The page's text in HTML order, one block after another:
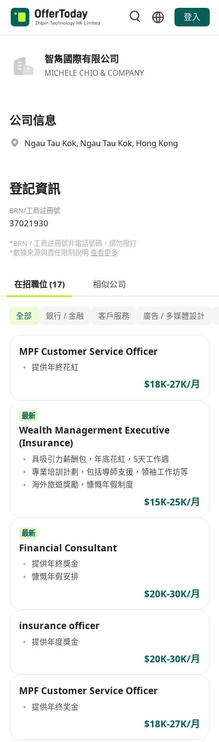
登入
智雋國際有限公司
MICHELE CHIO & COMPANY
公司信息
Ngau Tau Kok, Ngau Tau Kok, Hong Kong
登記資訊
BRN/工商註冊號
37021930
*BRN / 工商註冊號非電話號碼，請勿撥打
*數據來源與責任限制說明 查看更多
在招職位 (17) 相似公司
全部 銀行 / 金融 客戶服務 廣告 / 多媒體設計
MPF Customer Service Officer
提供年終花紅
$18K-27K/月
最新
Wealth Managerment Executive
(Insurance)
具吸引力薪酬包，年底花紅，5天工作週
專業培訓計劃，包括導師支援，領袖工作坊等
海外旅遊獎勵，慷慨年假制度
$15K-25K/月
最新
Financial Consultant
提供年終獎金
慷慨年假安排
$20K-30K/月
insurance officer
提供年度獎金
$20K-30K/月
MPF Customer Service Officer
提供年终奖金
$18K-27K/月